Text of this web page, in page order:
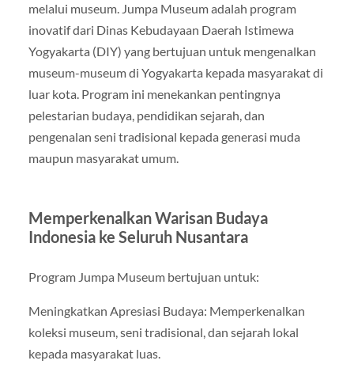
melalui museum. Jumpa Museum adalah program
inovatif dari Dinas Kebudayaan Daerah Istimewa
Yogyakarta (DIY) yang bertujuan untuk mengenalkan
museum-museum di Yogyakarta kepada masyarakat di
luar kota. Program ini menekankan pentingnya
pelestarian budaya, pendidikan sejarah, dan
pengenalan seni tradisional kepada generasi muda
maupun masyarakat umum.
Memperkenalkan Warisan Budaya
Indonesia ke Seluruh Nusantara
Program Jumpa Museum bertujuan untuk:
Meningkatkan Apresiasi Budaya: Memperkenalkan
koleksi museum, seni tradisional, dan sejarah lokal
kepada masyarakat luas.